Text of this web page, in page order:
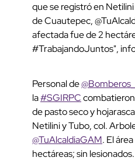
que se registró en
de Cuautepec,
afectada fue de 2
#TrabajandoJuntos",
Personal de
la#SGIRPC
de pasto seco y
Netilini y Tubo, col.
@TuAlcaldiaGAM. El
hectáreas; sin lesionados.